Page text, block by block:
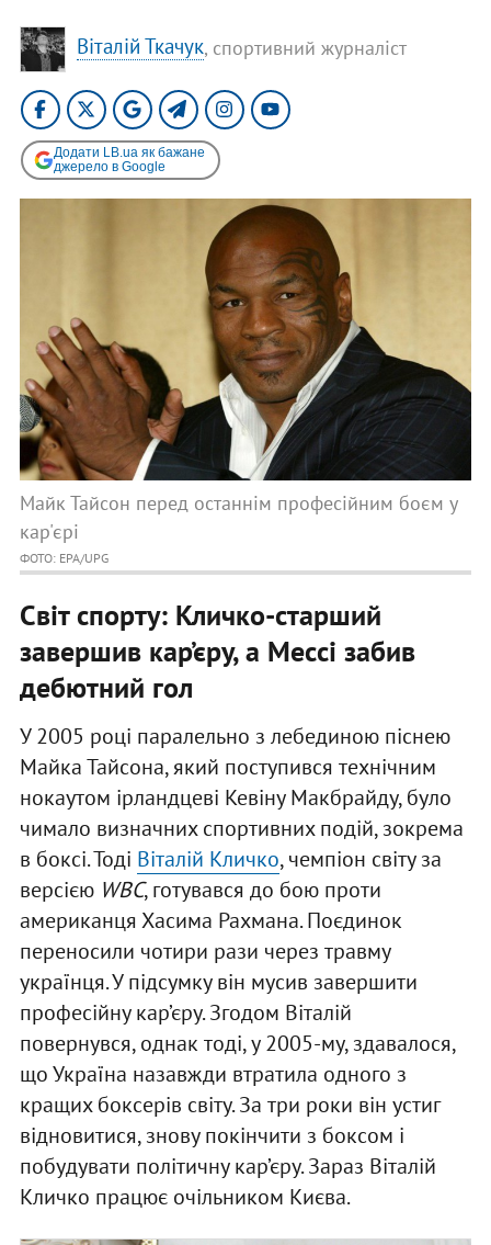
Віталій Ткачук, спортивний журналіст
Додати LB.ua як бажане
джерело в Google
Майк Тайсон перед останнім професійним боєм у
кар'єрі
ФОТО: EPA/UPG
Світ спорту: Кличко-старший
завершив кар’єру, а Мессі забив
дебютний гол
У 2005 році паралельно з лебединою піснею
Майка Тайсона, який поступився технічним
нокаутом ірландцеві Кевіну Макбрайду, було
чимало визначних спортивних подій, зокрема
в боксі. Тоді Віталій Кличко, чемпіон світу за
версією WBC, готувався до бою проти
американця Хасима Рахмана. Поєдинок
переносили чотири рази через травму
українця. У підсумку він мусив завершити
професійну кар’єру. Згодом Віталій
повернувся, однак тоді, у 2005-му, здавалося,
що Україна назавжди втратила одного з
кращих боксерів світу. За три роки він устиг
відновитися, знову покінчити з боксом і
побудувати політичну кар’єру. Зараз Віталій
Кличко працює очільником Києва.